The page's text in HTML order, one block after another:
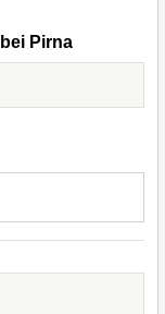
Pirna